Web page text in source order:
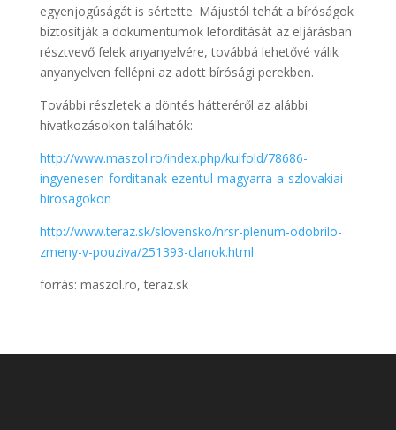
egyenjogúságát is sértette. Májustól tehát a bíróságok
biztosítják a dokumentumok lefordítását az eljárásban
résztvevő felek anyanyelvére, továbbá lehetővé válik
anyanyelven fellépni az adott bírósági perekben.
További részletek a döntés hátteréről az alábbi
hivatkozásokon találhatók:
http://www.maszol.ro/index.php/kulfold/78686-
ingyenesen-forditanak-ezentul-magyarra-a-szlovakiai-
birosagokon
http://www.teraz.sk/slovensko/nrsr-plenum-odobrilo-
zmeny-v-pouziva/251393-clanok.html
forrás: maszol.ro, teraz.sk